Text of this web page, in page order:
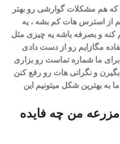
که هم مشکلات گوارشی رو بهتر
از استرس هات کم بشه ، یه
کنه و بصرفه باشه یه چیزی مثل
مگازایم رو از دست دادی
برای ما شماره تماست رو بزاری
و نگرانی هات رو رفع کنن
بهترین شکل میتونیم این
من چه فایده